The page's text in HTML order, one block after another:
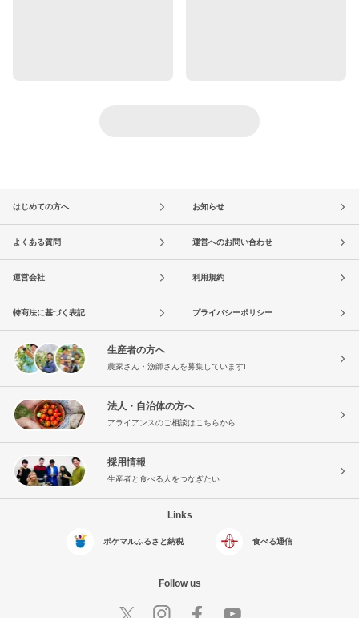
はじめての方へ お知らせ
よくある質問 運営へのお問い合わせ
運営会社 利用規約
特商法に基づく表記 プライバシーポリシー
生産者の方へ
農家さん・漁師さんを募集しています!
法人・自治体の方へ
アライアンスのご相談はこちらから
採用情報
生産者と食べる人をつなぎたい
Links
ポケマルふるさと納税 食べる通信
Follow us